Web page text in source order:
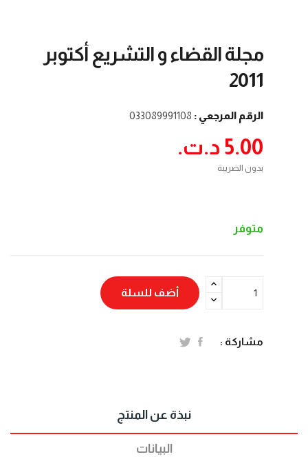
مجلة القضاء و التشريع أكتوبر
2011
الرقم المرجعي : 033089991108
5.00 د.ت.‏
بدون الضريبة
متوفر
أضف للسلة
مشاركة :
نبذة عن المنتج
البيانات